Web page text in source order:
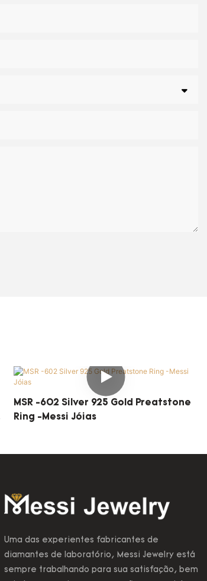
MSR -602 Silver 925 Gold Preatstone
Ring -Messi Jóias
Uma das experientes fabricantes de
diamantes de laboratório, Messi Jewelry está
sempre trabalhando para sua satisfação, bem